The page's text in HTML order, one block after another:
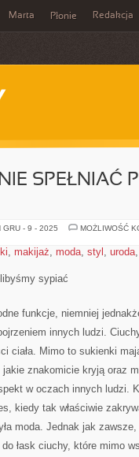
Marta Płonie Redakcja
SPEŁNIAĆ
GRU - 9 - 2025
MOŻLIWOŚĆ
, makijaż, moda, styl , uroda
sypiać
funkcje, niemniej
innych ludzi.
ciała. Mimo to sukienki
znakomicie kryją oraz
w oczach innych ludzi.
kiedy tak właściwie
moda. Jednak jak
łask ciuchy, które mimo